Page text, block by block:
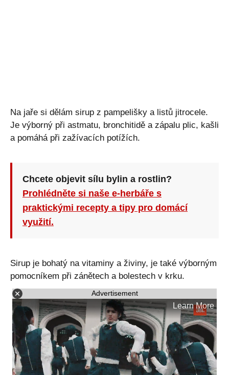
Na jaře si dělám sirup z pampelišky a listů jitrocele.
Je výborný při astmatu, bronchitidě a zápalu plic, kašli
a pomáhá při zažívacích potížích.
Chcete objevit sílu bylin a rostlin?
Prohlédněte si naše e-herbáře s
praktickými recepty a tipy pro domácí
využití.
Sirup je bohatý na vitaminy a živiny, je také výborným
pomocníkem při zánětech a bolestech v krku.
Advertisement